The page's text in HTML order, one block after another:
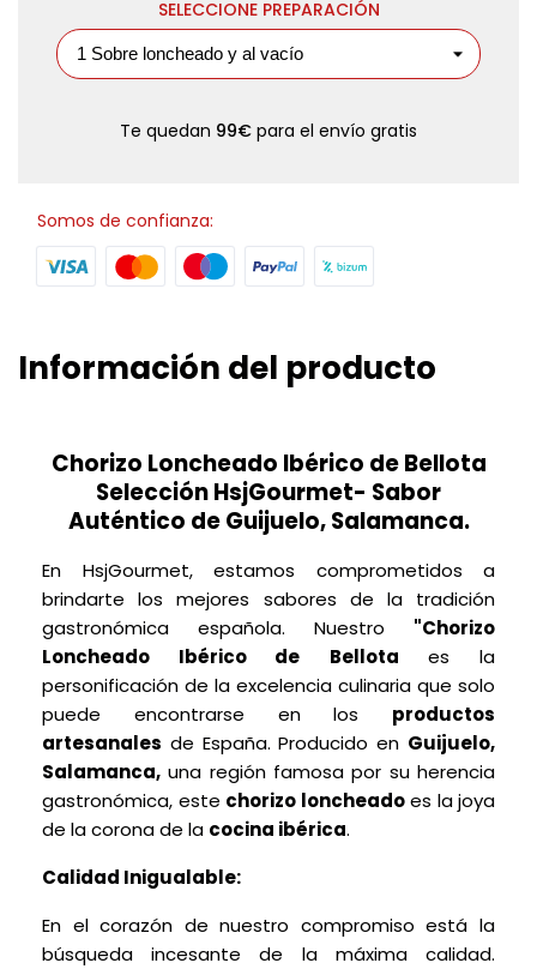
SELECCIONE PREPARACIÓN
Te quedan 99€ para el envío gratis
Somos de confianza:
Información del producto
Chorizo Loncheado Ibérico de Bellota
Selección HsjGourmet- Sabor
Auténtico de Guijuelo, Salamanca.
En HsjGourmet, estamos comprometidos a
brindarte los mejores sabores de la tradición
gastronómica española. Nuestro "Chorizo
Loncheado Ibérico de
Bellota es la
personificación de la excelencia culinaria que solo
puede encontrarse en los productos
artesanales de España. Producido en Guijuelo,
Salamanca, una región famosa por su herencia
gastronómica, este chorizo loncheadoes la joya
de la corona de la cocina ibérica.
Calidad Inigualable:
En el corazón de nuestro compromiso está la
búsqueda incesante de la máxima calidad.